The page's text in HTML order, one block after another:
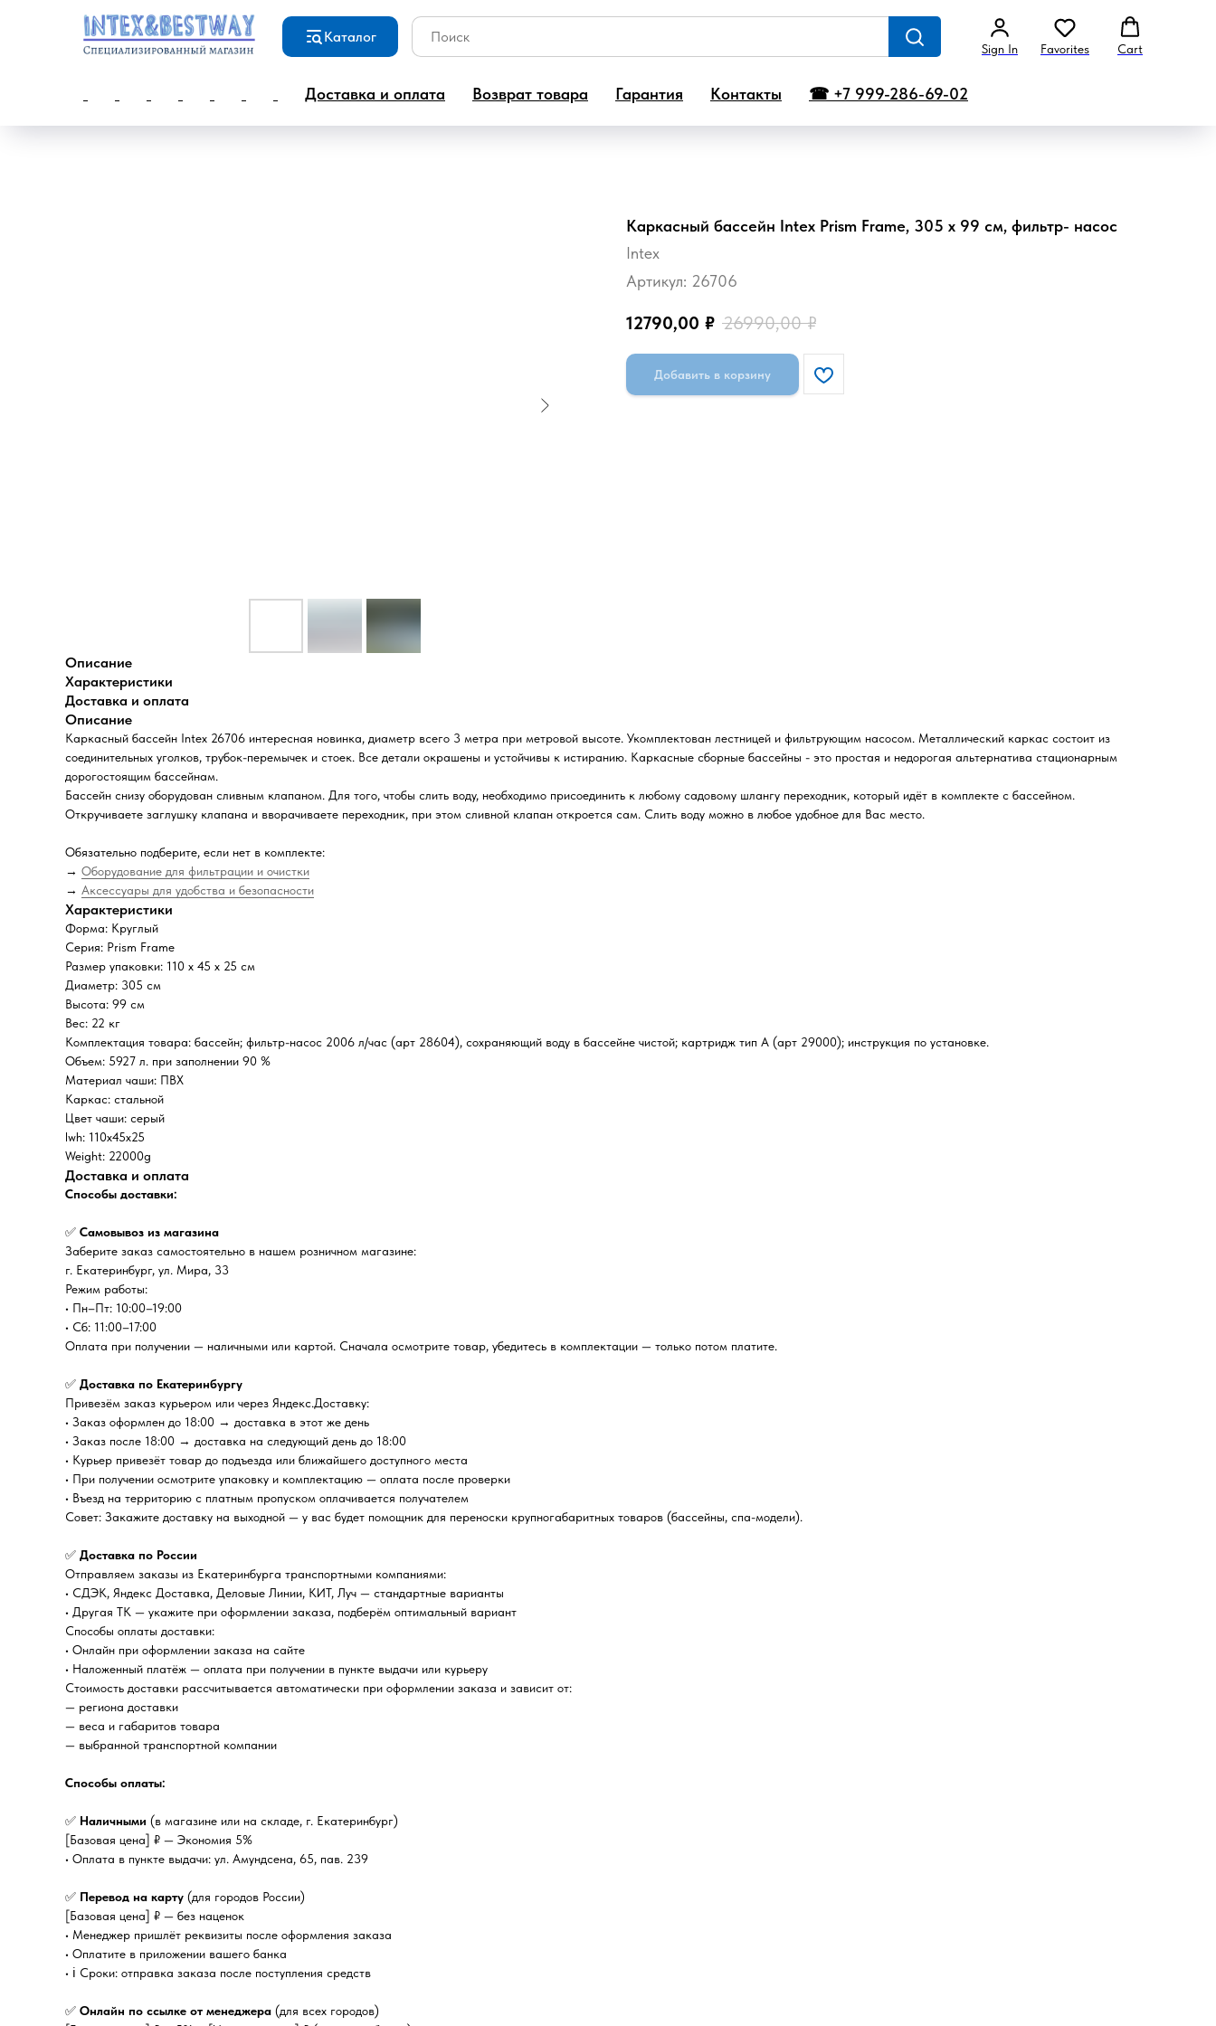
Каталог
Sign In Favorites Cart
Доставка и оплата Возврат товара Гарантия Контакты ☎ +7 999-286-69-02
Каркасный бассейн Intex Prism Frame, 305 x 99 см, фильтр- насос
Intex
Артикул: 26706
12790,00 ₽ 26990,00 ₽
Добавить в корзину
Описание
Характеристики
Доставка и оплата
Описание
Каркасный бассейн Intex 26706 интересная новинка, диаметр всего 3 метра при метровой высоте. Укомплектован лестницей и фильтрующим насосом. Металлический каркас состоит из
соединительных уголков, трубок-перемычек и стоек. Все детали окрашены и устойчивы к истиранию. Каркасные сборные бассейны - это простая и недорогая альтернатива стационарным
дорогостоящим бассейнам.
Бассейн снизу оборудован сливным клапаном. Для того, чтобы слить воду, необходимо присоединить к любому садовому шлангу переходник, который идёт в комплекте с бассейном.
Откручиваете заглушку клапана и вворачиваете переходник, при этом сливной клапан откроется сам. Слить воду можно в любое удобное для Вас место.
Обязательно подберите, если нет в комплекте:
→ Оборудование для фильтрации и очистки
→ Аксессуары для удобства и безопасности
Характеристики
Форма: Круглый
Серия: Prism Frame
Размер упаковки: 110 x 45 x 25 см
Диаметр: 305 см
Высота: 99 см
Вес: 22 кг
Комплектация товара: бассейн; фильтр-насос 2006 л/час (арт 28604), сохраняющий воду в бассейне чистой; картридж тип А (арт 29000); инструкция по установке.
Объем: 5927 л. при заполнении 90 %
Материал чаши: ПВХ
Каркас: стальной
Цвет чаши: серый
lwh: 110x45x25
Weight: 22000g
Доставка и оплата
Способы доставки:
✅ Самовывоз из магазина
Заберите заказ самостоятельно в нашем розничном магазине:
г. Екатеринбург, ул. Мира, 33
Режим работы:
• Пн–Пт: 10:00–19:00
• Сб: 11:00–17:00
Оплата при получении — наличными или картой. Сначала осмотрите товар, убедитесь в комплектации — только потом платите.
✅ Доставка по Екатеринбургу
Привезём заказ курьером или через Яндекс.Доставку:
• Заказ оформлен до 18:00 → доставка в этот же день
• Заказ после 18:00 → доставка на следующий день до 18:00
• Курьер привезёт товар до подъезда или ближайшего доступного места
• При получении осмотрите упаковку и комплектацию — оплата после проверки
• Въезд на территорию с платным пропуском оплачивается получателем
Совет: Закажите доставку на выходной — у вас будет помощник для переноски крупногабаритных товаров (бассейны, спа-модели).
✅ Доставка по России
Отправляем заказы из Екатеринбурга транспортными компаниями:
• СДЭК, Яндекс Доставка, Деловые Линии, КИТ, Луч — стандартные варианты
• Другая ТК — укажите при оформлении заказа, подберём оптимальный вариант
Способы оплаты доставки:
• Онлайн при оформлении заказа на сайте
• Наложенный платёж — оплата при получении в пункте выдачи или курьеру
Стоимость доставки рассчитывается автоматически при оформлении заказа и зависит от:
— региона доставки
— веса и габаритов товара
— выбранной транспортной компании
Способы оплаты:
✅ Наличными (в магазине или на складе, г. Екатеринбург)
[Базовая цена] ₽ — Экономия 5%
• Оплата в пункте выдачи: ул. Амундсена, 65, пав. 239
✅ Перевод на карту (для городов России)
[Базовая цена] ₽ — без наценок
• Менеджер пришлёт реквизиты после оформления заказа
• Оплатите в приложении вашего банка
• ℹ️ Сроки: отправка заказа после поступления средств
✅ Онлайн по ссылке от менеджера (для всех городов)